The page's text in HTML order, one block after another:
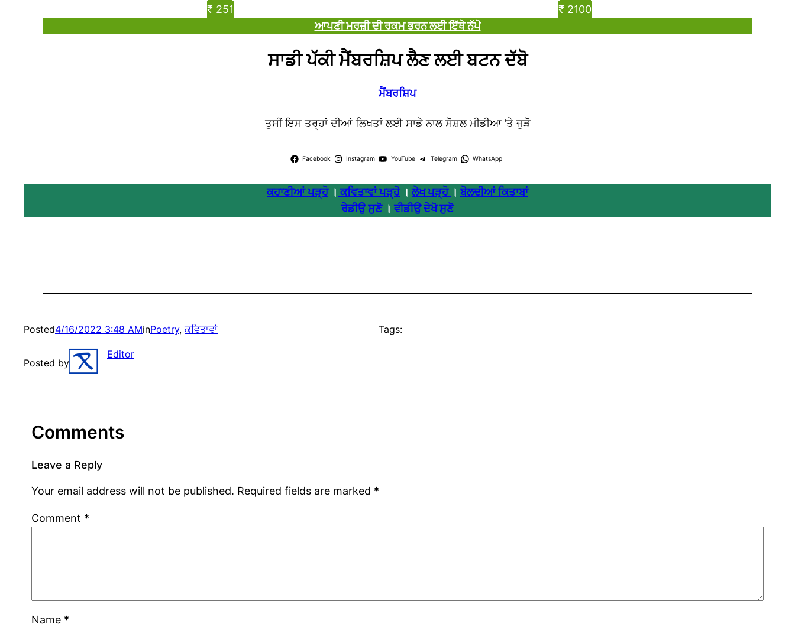
₹ 251
₹ 2100
ਆਪਣੀ ਮਰਜ਼ੀ ਦੀ ਰਕਮ ਭਰਨ ਲਈ ਇੱਥੇ ਨੱਪੋ
ਸਾਡੀ ਪੱਕੀ ਮੈਂਬਰਸ਼ਿਪ ਲੈਣ ਲਈ ਬਟਨ ਦੱਬੋ
ਮੈਂਬਰਸ਼ਿਪ
ਤੁਸੀਂ ਇਸ ਤਰ੍ਹਾਂ ਦੀਆਂ ਲਿਖਤਾਂ ਲਈ ਸਾਡੇ ਨਾਲ ਸੋਸ਼ਲ ਮੀਡੀਆ ’ਤੇ ਜੁੜੋ
Facebook Instagram YouTube Telegram WhatsApp
ਕਹਾਣੀਆਂ ਪੜ੍ਹੋ। ਕਵਿਤਾਵਾਂ ਪੜ੍ਹੋ।ਲੇਖ ਪੜ੍ਹੋ । ਬੋਲਦੀਆਂ ਕਿਤਾਬਾਂ
ਰੇਡੀਉ ਸੁਣੋ। ਵੀਡੀਉ ਦੇਖੋ ਸੁਣੋ
Posted4/16/2022 3:48 AMinPoetry, ਕਵਿਤਾਵਾਂ
Posted by
Editor
Tags:
Comments
Leave a Reply
Your email address will not be published. Required fields are marked *
Comment *
Name *